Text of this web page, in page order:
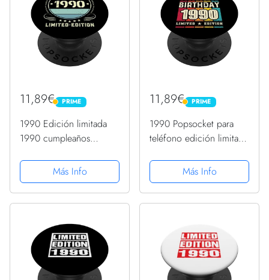
11,89€ PRIME
PRIME
1990 Edición limitada
1990 cumpleaños
y hombres PopSockets
PopGrip Intercambiable
Más Info
11,89€ PRIME
PRIME
1990 Popsocket para
teléfono edición limitada
PopSockets PopGrip
Intercambiable
Más Info